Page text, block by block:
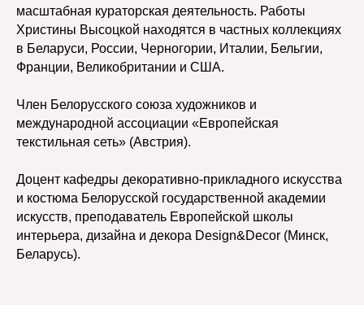
масштабная кураторская деятельность. Работы
Христины Высоцкой находятся в частных коллекциях
в Беларуси, России, Черногории, Италии, Бельгии,
Франции, Великобритании и США.
Член Белорусского союза художников и
международной ассоциации «Европейская
текстильная сеть» (Австрия).
Доцент кафедры декоративно-прикладного искусства
и костюма Белорусской государственной академии
искусств, преподаватель Европейской школы
интерьера, дизайна и декора Design&Decor (Минск,
Беларусь).